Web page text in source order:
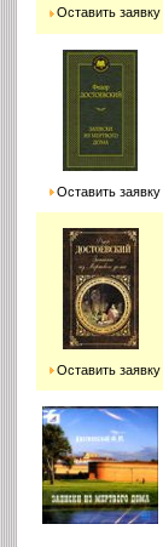
Оставить заявку
Оставить заявку
Оставить заявку